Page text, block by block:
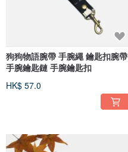
狗狗物語腕帶 手腕繩 鑰匙扣腕帶
手腕鑰匙鏈 手腕鑰匙扣
HK$ 57.0